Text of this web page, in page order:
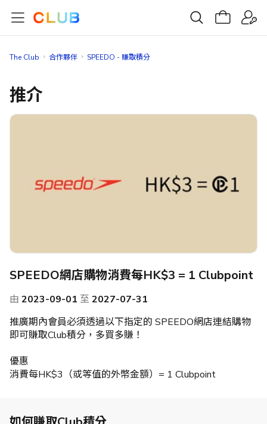
The Club 合作夥伴 SPEEDO - 賺取積分
推介
SPEEDO網店購物消費每HK$3 = 1 Clubpoint
由 2023-09-01 至 2027-07-31
推廣期內會員必須透過以下指定的 SPEEDO網店連結購物
即可賺取Club積分，多買多賺！
優惠
消費每HK$3（或等值的外幣金額）= 1 Clubpoint